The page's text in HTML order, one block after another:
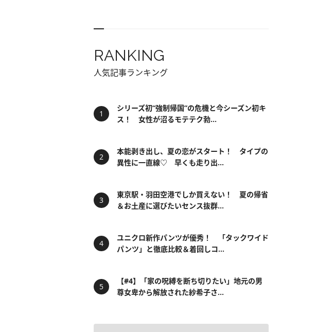
RANKING
人気記事ランキング
シリーズ初“強制帰国”の危機と今シーズン初キ
ス！ 女性が沼るモテテク勃...
本能剥き出し、夏の恋がスタート！ タイプの
異性に一直線♡ 早くも走り出...
東京駅・羽田空港でしか買えない！ 夏の帰省
＆お土産に選びたいセンス抜群...
ユニクロ新作パンツが優秀！ 「タックワイド
パンツ」と徹底比較＆着回しコ...
【#4】「家の呪縛を断ち切りたい」地元の男
尊女卑から解放された紗希子さ...